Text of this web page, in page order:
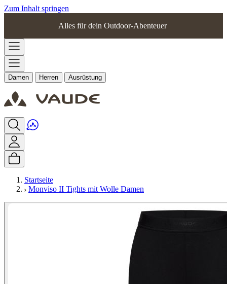
Zum Inhalt springen
Alles für dein Outdoor-Abenteuer
Damen Herren Ausrüstung
Startseite
Monviso II Tights mit Wolle Damen